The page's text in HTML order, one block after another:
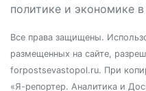
политике и экономике в
Все права защищены.
размещенных на сайте,
forpostsevastopol.ru. При
«Я-репортер. Аналитика и